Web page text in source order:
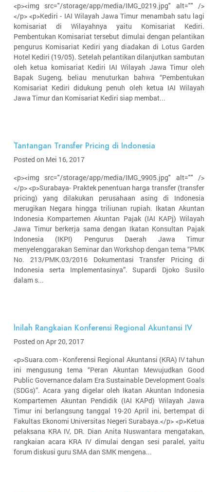
<p><img src="/storage/app/media/IMG_0219.jpg" alt="" />
</p> <p>Kediri - IAI Wilayah Jawa Timur menambah satu lagi
komisariat di Wilayahnya yaitu Komisariat Kediri.
Pembentukan Komisariat tersebut dimulai dengan pelantikan
pengurus Komisariat Kediri yang diadakan di Lotus Garden
Hotel Kediri (19/05). Setelah pelantikan dilanjutkan sambutan
oleh ketua komisariat Kediri IAI Wilayah Jawa Timur oleh
Bapak Sugeng, beliau menuturkan bahwa “Pembentukan
Komisariat Kediri didukung penuh oleh ketua IAI Wilayah
Jawa Timur dan Komisariat Kediri siap membat...
Tantangan Transfer Pricing di Indonesia
Posted on Mei 16, 2017
<p><img src="/storage/app/media/IMG_9905.jpg" alt="" />
</p> <p>Surabaya- Praktek penentuan harga transfer (transfer
pricing) yang dilakukan perusahaan asing di Indonesia
merugikan Negara hingga triliunan rupiah. Ikatan Akuntan
Indonesia Kompartemen Akuntan Pajak (IAI KAPj) Wilayah
Jawa Timur berkerja sama dengan Ikatan Konsultan Pajak
Indonesia (IKPI) Pengurus Daerah Jawa Timur
menyelenggarakan Seminar dan Workshop dengan tema “PMK
No. 213/PMK.03/2016 Dokumentasi Transfer Pricing di
Indonesia serta Implementasinya”. Supardi Djoko Susilo
dalam s...
Inilah Rangkaian Konferensi Regional Akuntansi IV
Posted on Apr 20, 2017
<p>Suara.com - Konferensi Regional Akuntansi (KRA) IV tahun
ini mengusung tema “Peran Akuntan Mewujudkan Good
Public Governance dalam Era Sustainable Development Goals
(SDGs)”. Acara yang digelar oleh Ikatan Akuntan Indonesia
Kompartemen Akuntan Pendidik (IAI KAPd) Wilayah Jawa
Timur ini berlangsung tanggal 19-20 April ini, bertempat di
Fakultas Ekonomi Universitas Negeri Surabaya.</p> <p>Ketua
pelaksana KRA IV, DR. Dian Anita Nuswantara mengatakan,
rangkaian acara KRA IV dimulai dengan sesi paralel, yaitu
forum diskusi guru SMA dan SMK mengena...